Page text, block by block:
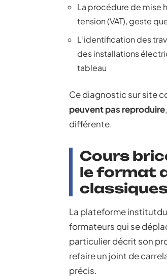
La procédure de mise
tension (VAT), geste
L’identification des
des installations
tableau
Ce diagnostic sur site
peuvent pas reproduire
différente.
Cours
le format
La plateforme
formateurs qui se
particulier décrit son
refaire un joint de
précis.